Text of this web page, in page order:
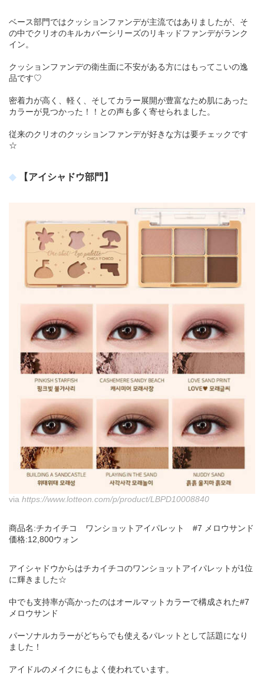
ベース部門ではクッションファンデが主流ではありましたが、そ
の中でクリオのキルカバーシリーズのリキッドファンデがランク
イン。
クッションファンデの衛生面に不安がある方にはもってこいの逸
品です♡
密着力が高く、軽く、そしてカラー展開が豊富なため肌にあった
カラーが見つかった！！との声も多く寄せられました。
従来のクリオのクッションファンデが好きな方は要チェックです
☆
【アイシャドウ部門】
via https://www.lotteon.com/p/product/LBPD10008840
商品名:チカイチコ ワンショットアイパレット #7 メロウサンド
価格:12,800ウォン
アイシャドウからはチカイチコのワンショットアイパレットが1位
に輝きました☆
中でも支持率が高かったのはオールマットカラーで構成された#7
メロウサンド
パーソナルカラーがどちらでも使えるパレットとして話題になり
ました！
アイドルのメイクにもよく使われています。